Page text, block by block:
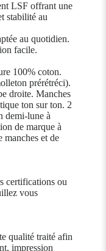
LSF offrant une
stabilité au
au quotidien.
facile.
100% coton.
prérétréci).
droite. Manches
ton sur ton. 2
demi-lune à
de marque à
et de
certifications ou
vous
qualité traité afin
impression